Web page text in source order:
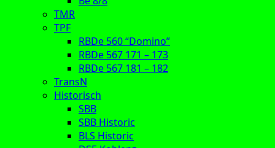
TMR
TPF
RBDe 560 “Domino”
RBDe 567 171 – 173
RBDe 567 181 – 182
TransN
Historisch
SBB
SBB Historic
BLS Historic